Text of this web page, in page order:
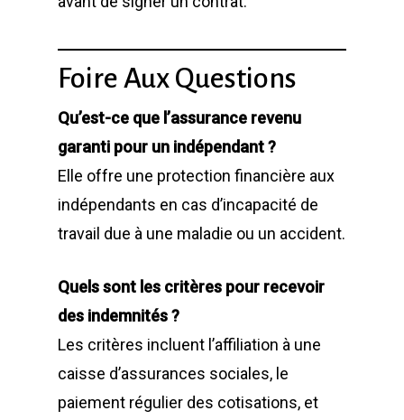
Foire Aux Questions
Qu’est-ce que l’assurance revenu
garanti pour un indépendant ?
Elle offre une protection financière aux
indépendants en cas d’incapacité de
travail due à une maladie ou un accident.
Quels sont les critères pour recevoir
des indemnités ?
Les critères incluent l’affiliation à une
caisse d’assurances sociales, le
paiement régulier des cotisations, et